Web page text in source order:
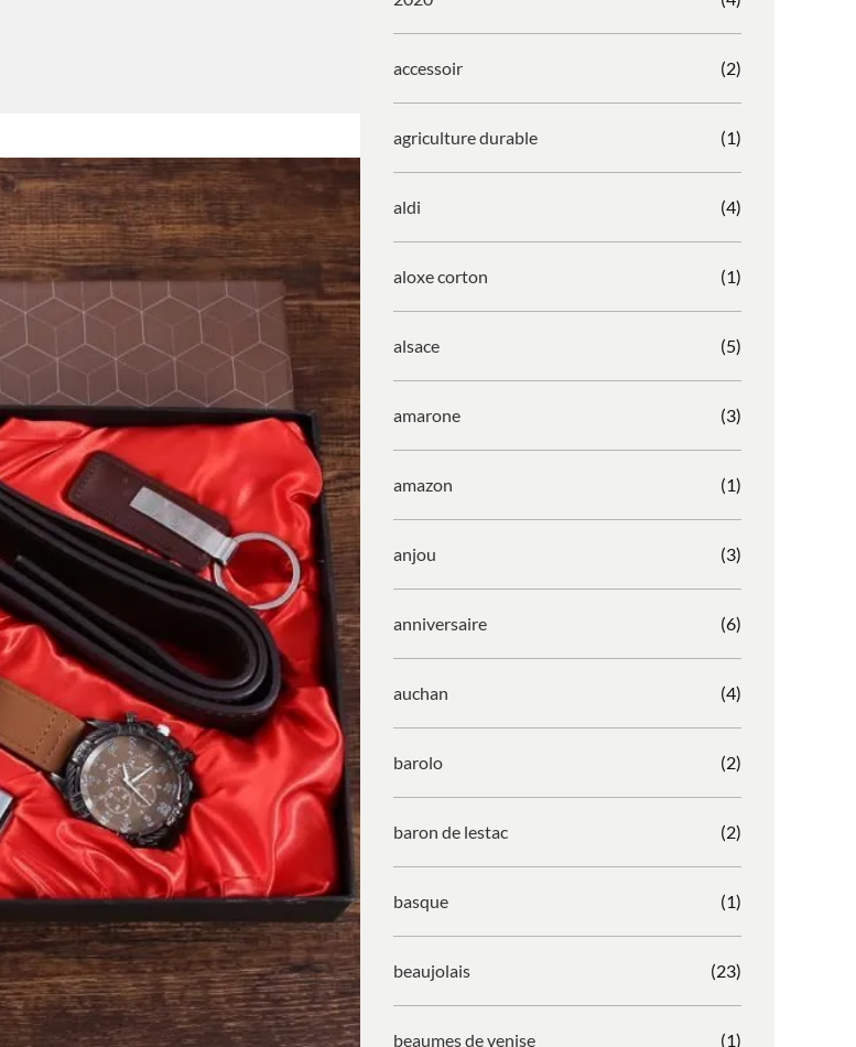
accessoir (2)
agriculture durable (1)
aldi (4)
aloxe corton (1)
alsace (5)
amarone (3)
amazon (1)
anjou (3)
anniversaire (6)
auchan (4)
barolo (2)
baron de lestac (2)
basque (1)
beaujolais (23)
beaumes de venise (1)